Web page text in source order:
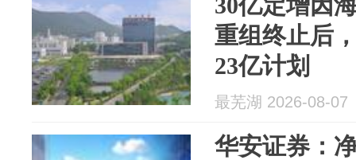
重组终止后
23亿计划
最芜湖 2026-08-07
华安证券：